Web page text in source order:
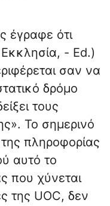
έγραφε ότι
- Ed.)
σαν να
δρόμο
τους
Το σημερινό
πληροφορίας
αυτό το
που χύνεται
της UOC, δεν